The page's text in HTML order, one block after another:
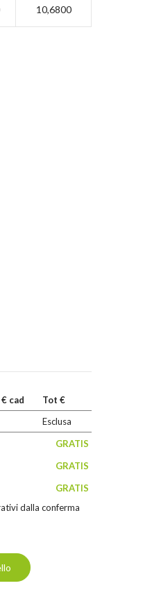
10,6800
€ cad
Tot €
Esclusa
GRATIS
GRATIS
GRATIS
dalla conferma